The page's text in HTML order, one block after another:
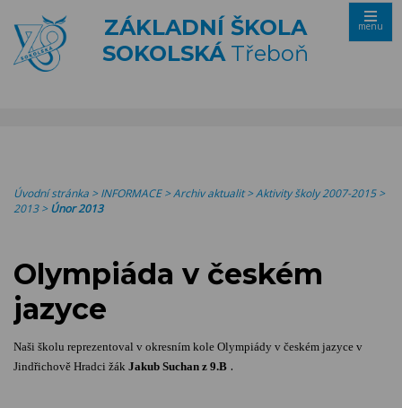
ZÁKLADNÍ ŠKOLA
SOKOLSKÁTřeboň
menu
Úvodní stránka >INFORMACE>Archiv aktualit>Aktivity školy 2007-2015>
2013>Únor 2013
Olympiáda v českém
jazyce
Naši školu reprezentoval v okresním kole Olympiády v českém jazyce v
Jindřichově Hradci žák Jakub Suchan z 9.B .